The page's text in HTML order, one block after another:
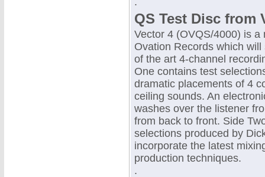
QS Test Disc from
Vector 4 (OVQS/4000) is a
Ovation Records which
of the art 4-channel
One contains test
dramatic placements of 4
ceiling sounds. An
washes over the listener
from back to front. Side
selections produced by
incorporate the latest
production techniques.
.